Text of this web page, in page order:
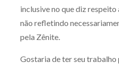
inclusive no que diz respeito
não refletindo
pela Zênite.
Gostaria de ter seu